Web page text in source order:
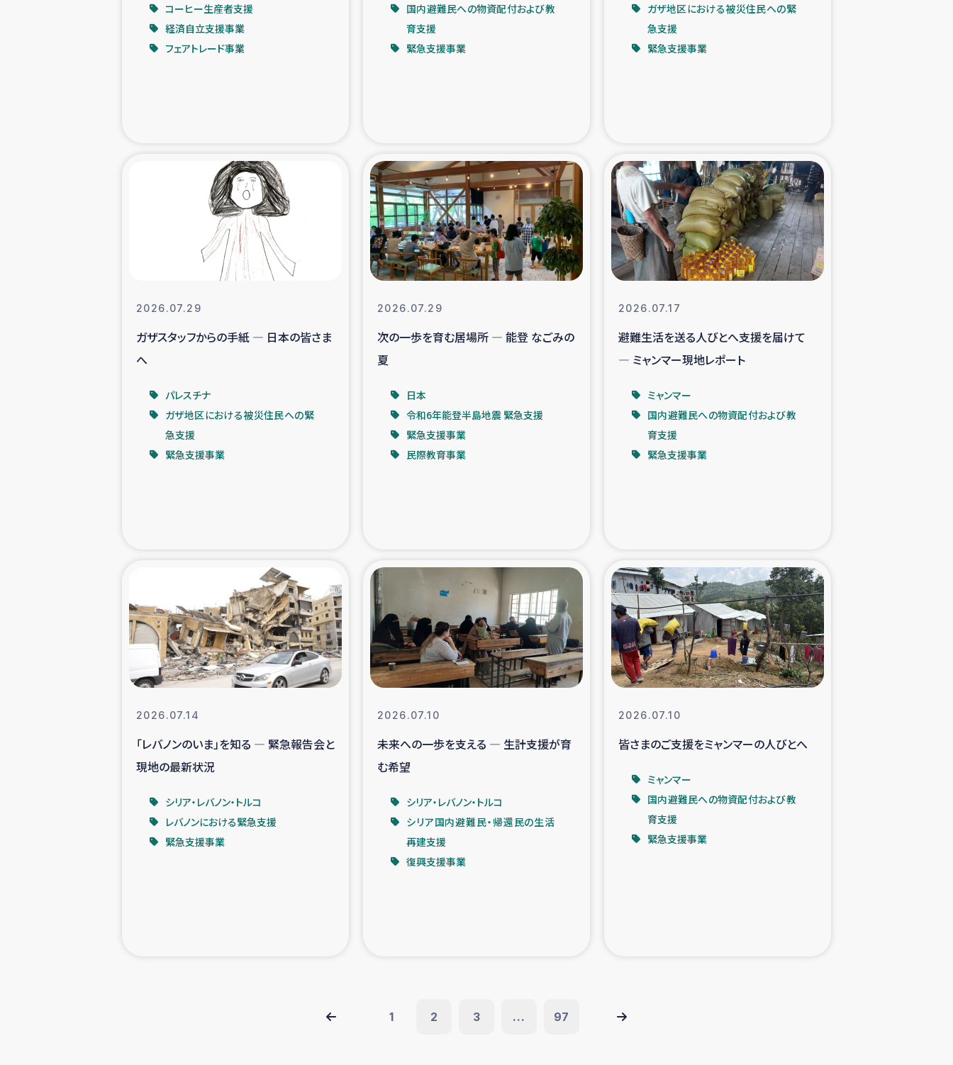
タイ国境ミャンマー移民子ども支援 漁民によるマングローブ植林活動
レバノンでのシリア難民への食糧・越冬支援 レバノンにおける緊急支援
石巻市街地在宅被災者支援 復興応援隊の活動
仮設住宅生活支援・農業復興支援 漁業復興支援
インターン・ボランティア日誌 経済自立支援事業
ガザ空爆被災者への食料支援と農家生産支援
ガザ地区における羊の畜産支援 ガザ地区での公園の緑化を通じた支援事業
ふりかけ普及と食生活改善による栄養改善事業 フェアトレード事業
コーヒー生産者支援 アイナロ県マウベシ郡でのコーヒー畑改善事業
ベイルート大規模爆発被災者支援 女性の生計向上支援
アグロフォレストリー（カカオ）事業
コーヒー生産者支援
経済自立支援事業
フェアトレード事業
国内避難民への物資配付および教
育支援
緊急支援事業
ガザ地区における被災住民への緊
急支援
緊急支援事業
2026.07.29
ガザスタッフからの手紙 ― 日本の皆さま
へ
パレスチナ
ガザ地区における被災住民への緊
急支援
緊急支援事業
2026.07.29
次の一歩を育む居場所 ― 能登 なごみの
夏
日本
令和6年能登半島地震 緊急支援
緊急支援事業
民際教育事業
2026.07.17
避難生活を送る人びとへ支援を届けて
― ミャンマー現地レポート
ミャンマー
国内避難民への物資配付および教
育支援
緊急支援事業
2026.07.14
「レバノンのいま」を知る ― 緊急報告会と
現地の最新状況
シリア・レバノン・トルコ
レバノンにおける緊急支援
緊急支援事業
2026.07.10
未来への一歩を支える ― 生計支援が育
む希望
シリア・レバノン・トルコ
シリア国内避難民・帰還民の生活
再建支援
復興支援事業
2026.07.10
皆さまのご支援をミャンマーの人びとへ
ミャンマー
国内避難民への物資配付および教
育支援
緊急支援事業
1 2 3 ... 97